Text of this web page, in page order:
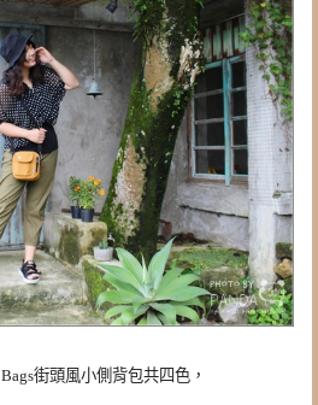
街頭風小側背包共四色，